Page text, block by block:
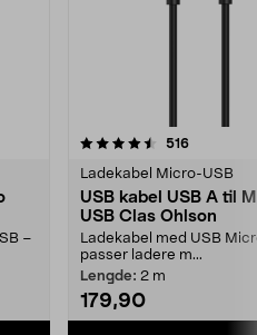
–
516
Ladekabel Micro-USB
USB kabel USB A til
USB Clas Ohlson
Ladekabel med USB
passer ladere m...
Lengde: 2 m
179,90
4.5 av 5 stjerner